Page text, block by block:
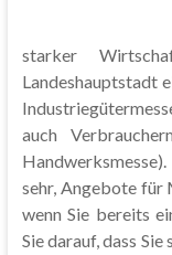
starker
Landeshauptstadt
auch
sehr, Angebote für
wenn Sie bereits
Sie darauf, dass